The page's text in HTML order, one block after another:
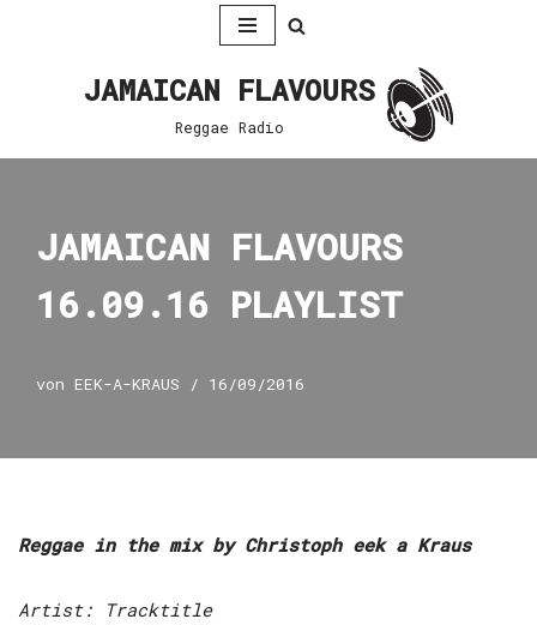
JAMAICAN FLAVOURS
Reggae Radio
JAMAICAN FLAVOURS
16.09.16 PLAYLIST
von EEK-A-KRAUS 16/09/2016
Reggae in the mix by Christoph eek a Kraus
Artist: Tracktitle